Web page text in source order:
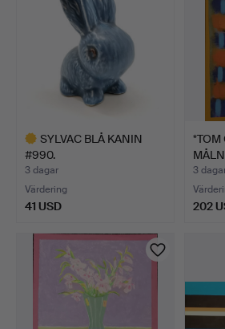
SYLVAC BLÅ KANIN
#990.
3 dagar
Värdering
41 USD
*TOM
3
202